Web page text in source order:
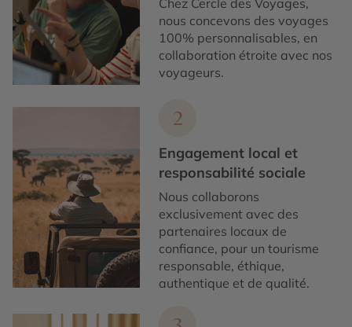
nous concevons des voyages
100% personnalisables, en
collaboration étroite avec nos
voyageurs.
2
Engagement local et
responsabilité sociale
Nous collaborons
exclusivement avec des
partenaires locaux de
confiance, pour un tourisme
responsable, éthique,
authentique et de qualité.